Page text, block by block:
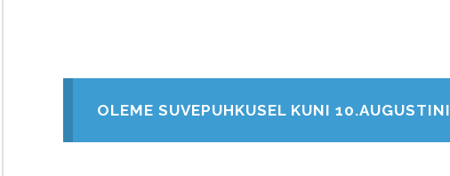
OLEME SUVEPUHKUSEL KUNI 10.AUGUSTINI